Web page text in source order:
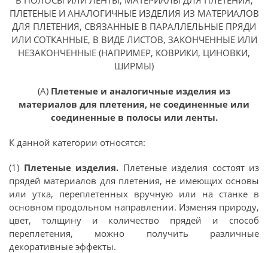
ПЛЕТЕНЫЕ И АНАЛОГИЧНЫЕ ИЗДЕЛИЯ ИЗ МАТЕРИАЛОВ
ДЛЯ ПЛЕТЕНИЯ, СВЯЗАННЫЕ В ПАРАЛЛЕЛЬНЫЕ ПРЯДИ
ИЛИ СОТКАННЫЕ, В ВИДЕ ЛИСТОВ, ЗАКОНЧЕННЫЕ ИЛИ
НЕЗАКОНЧЕННЫЕ (НАПРИМЕР, КОВРИКИ, ЦИНОВКИ,
ШИРМЫ)
(А) Плетеные и аналогичные изделия из
материалов для плетения, не соединенные или
соединенные в полосы или ленты.
К данной категории относятся:
(1) Плетеные изделия. Плетеные изделия состоят из
прядей материалов для плетения, не имеющих основы
или утка, переплетенных вручную или на станке в
основном продольном направлении. Изменяя природу,
цвет, толщину и количество прядей и способ
переплетения, можно получить различные
декоративные эффекты.